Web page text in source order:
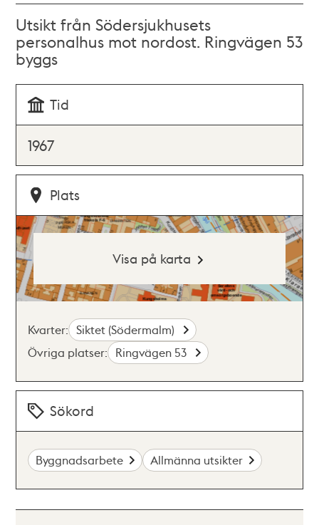
Utsikt från Södersjukhusets
personalhus mot nordost. Ringvägen 53
byggs
Tid
1967
Plats
Visa på karta
Kvarter: Siktet (Södermalm)
Övriga platser: Ringvägen 53
Sökord
Byggnadsarbete Allmänna utsikter